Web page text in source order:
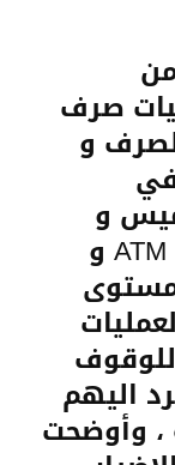
صرف
و
و
كذلك ماكينات الصرف الآلي ATM و
مستوى
للوقوف
د اليهم
، وأوضحت